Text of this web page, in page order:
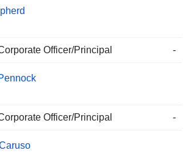
Officer/Principal -
Officer/Principal -